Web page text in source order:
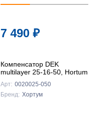
7 490 ₽
Компенсатор DEK
multilayer 25-16-50, Hortum
Арт: 0020025-050
Бренд: Хортум